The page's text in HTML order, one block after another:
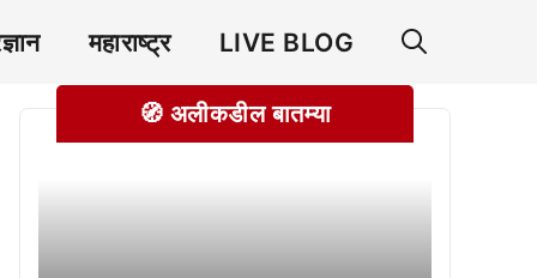
महाराष्ट्र LIVE BLOG
🧭 अलीकडील बातम्या